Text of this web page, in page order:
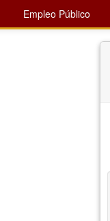
Empleo Público